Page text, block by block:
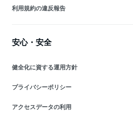
利用規約の違反報告
安心・安全
健全化に資する運用方針
プライバシーポリシー
アクセスデータの利用